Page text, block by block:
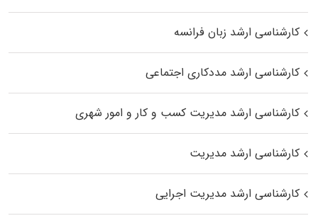
کارشناسی ارشد زبان فرانسه
کارشناسی ارشد مددکاری اجتماعی
کارشناسی ارشد مدیریت کسب و کار و امور شهری
کارشناسی ارشد مدیریت
کارشناسی ارشد مدیریت اجرایی